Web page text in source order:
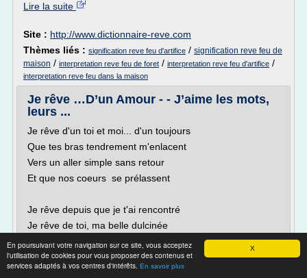
X
En poursuivant votre navigation sur ce site, vous acceptez
l'utilisation de cookies pour vous proposer des contenus et
services adaptés à vos centres d'intérêts. En savoir plus
Lire la suite
Site : http://www.dictionnaire-reve.com
Thèmes liés : signification reve feu d'artifice / signification reve feu de
maison / interpretation reve feu de foret / interpretation reve feu d'artifice /
interpretation reve feu dans la maison
Je rêve …D’un Amour - - J’aime les mots,
leurs ...
Je rêve d'un toi et moi... d'un toujours
Que tes bras tendrement m'enlacent
Vers un aller simple sans retour
Et que nos coeurs se prélassent
Je rêve depuis que je t'ai rencontré
Je rêve de toi, ma belle dulcinée
Je rêve qu'on ne fait que s'aimer
Je rêve d'un toi et moi pour l'éternité